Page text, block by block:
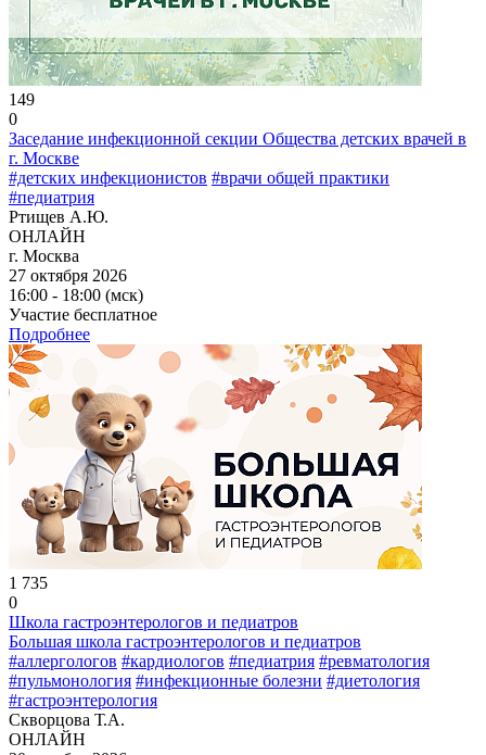
149
0
Заседание инфекционной секции Общества детских врачей в
г. Москве
#детских инфекционистов #врачи общей практики
#педиатрия
Ртищев А.Ю.
ОНЛАЙН
г. Москва
27 октября 2026
16:00 - 18:00 (мск)
Участие бесплатное
Подробнее
1 735
0
Школа гастроэнтерологов и педиатров
Большая школа гастроэнтерологов и педиатров
#аллергологов #кардиологов #педиатрия #ревматология
#пульмонология #инфекционные болезни #диетология
#гастроэнтерология
Скворцова Т.А.
ОНЛАЙН